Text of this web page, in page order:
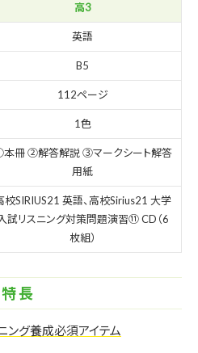
高3
英語
B5
112ページ
1色
冊 ②解答解説 ③マークシート解答
用紙
校SIRIUS21 英語、高校Sirius21 大学
試リスニング対策問題演習⑪ CD（6
枚組）
特 長
ング養成必須アイテム